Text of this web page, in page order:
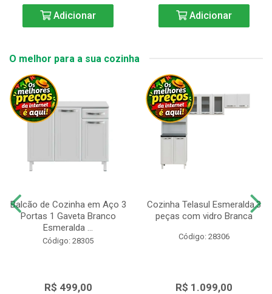
Adicionar Adicionar
O melhor para a sua cozinha
Balcão de Cozinha em Aço 3
Portas 1 Gaveta Branco
Esmeralda ...
Código: 28305
R$ 499,00
Cozinha Telasul Esmeralda.3
peças com vidro Branca
Código: 28306
R$ 1.099,00